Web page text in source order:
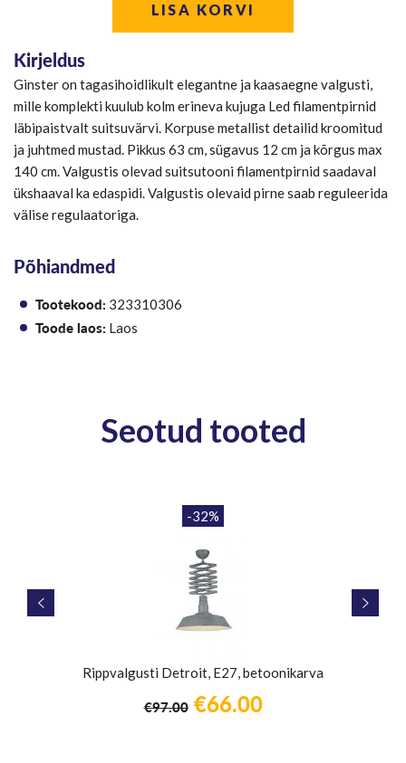
Kirjeldus
Ginster on tagasihoidlikult elegantne ja kaasaegne valgusti,
mille komplekti kuulub kolm erineva kujuga Led filamentpirnid
läbipaistvalt suitsuvärvi. Korpuse metallist detailid kroomitud
ja juhtmed mustad. Pikkus 63 cm, sügavus 12 cm ja kõrgus max
140 cm. Valgustis olevad suitsutooni filamentpirnid saadaval
ükshaaval ka edaspidi. Valgustis olevaid pirne saab reguleerida
välise regulaatoriga.
Põhiandmed
Tootekood: 323310306
Toode laos: Laos
LISA KORVI
Seotud tooted
-32%
Rippvalgusti Detroit, E27, betoonikarva
€97.00 Algne
€66.00Praegune